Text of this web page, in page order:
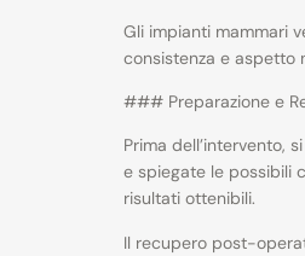
Gli impianti mammari
consistenza e aspetto
### Preparazione e
Prima dell’intervento,
e spiegate le possibili
risultati ottenibili.
Il recupero post-